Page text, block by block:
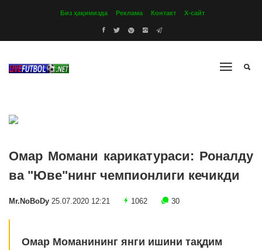
Биз ҳақимизда Реклама Контакт Х-сайт
Омар Момани карикатураси: Роналду
ва "Юве"нинг чемпионлиги кечикди
Mr.NoBoDy 25.07.2020 12:21 1062 30
Омар Моманининг янги ишини тақдим